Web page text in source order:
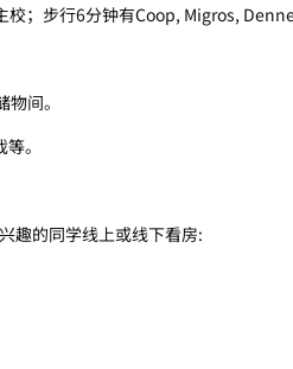
；步行6分钟有Coop, Migros,
间。
。
趣的同学线上或线下看房: